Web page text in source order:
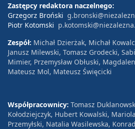
Zastępcy redaktora naczelnego:
Grzegorz Broński
Piotr Kotomski
Zespół: Michał Dzierżak, Michał
Janusz Milewski, Tomasz Grodecki,
Mimier, Przemysław Obłuski,
Mateusz Mol, Mateusz Święcicki
Współpracownicy: Tomasz
Kołodziejczyk, Hubert Kowalski,
Przemyłski, Natalia Wasilewska,